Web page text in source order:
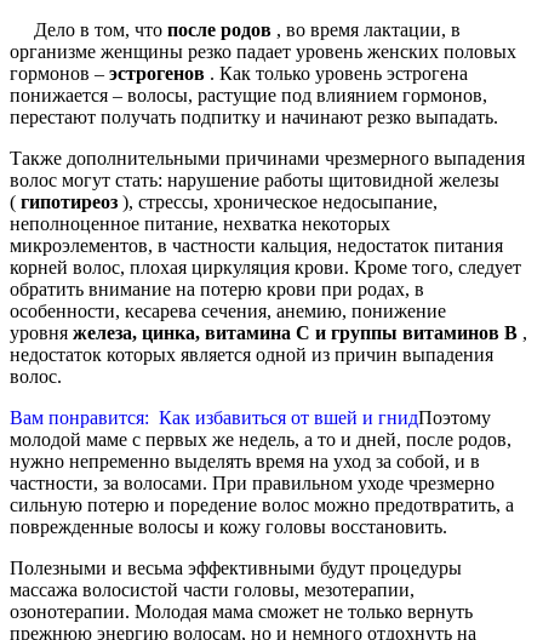
Дело в том, что после родов , во время лактации, в
организме женщины резко падает уровень женских половых
гормонов – эстрогенов . Как только уровень эстрогена
понижается – волосы, растущие под влиянием гормонов,
перестают получать подпитку и начинают резко выпадать.
Также дополнительными причинами чрезмерного выпадения
волос могут стать: нарушение работы щитовидной железы
( гипотиреоз ), стрессы, хроническое недосыпание,
неполноценное питание, нехватка некоторых
микроэлементов, в частности кальция, недостаток питания
корней волос, плохая циркуляция крови. Кроме того, следует
обратить внимание на потерю крови при родах, в
особенности, кесарева сечения, анемию, понижение
уровня железа, цинка, витамина С и группы витаминов В ,
недостаток которых является одной из причин выпадения
волос.
Вам понравится: Как избавиться от вшей и гнидПоэтому
молодой маме с первых же недель, а то и дней, после родов,
нужно непременно выделять время на уход за собой, и в
частности, за волосами. При правильном уходе чрезмерно
сильную потерю и поредение волос можно предотвратить, а
поврежденные волосы и кожу головы восстановить.
Полезными и весьма эффективными будут процедуры
массажа волосистой части головы, мезотерапии,
озонотерапии. Молодая мама сможет не только вернуть
прежнюю энергию волосам, но и немного отдохнуть на